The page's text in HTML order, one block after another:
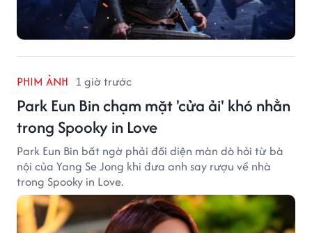
PHIM ẢNH 1 giờ trước
Park Eun Bin chạm mặt 'cửa ải' khó nhằn
trong Spooky in Love
Park Eun Bin bất ngờ phải đối diện màn dò hỏi từ bà
nội của Yang Se Jong khi đưa anh say rượu về nhà
trong Spooky in Love.